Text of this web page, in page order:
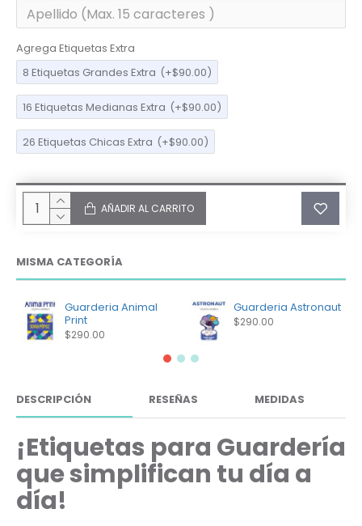
Agrega Etiquetas Extra
8 Etiquetas Grandes Extra (+$90.00)
16 Etiquetas Medianas Extra (+$90.00)
26 Etiquetas Chicas Extra (+$90.00)
AÑADIR AL CARRITO
MISMA CATEGORÍA
Guarderia Animal
Print
$290.00
Guarderia Astronaut
$290.00
DESCRIPCIÓN RESEÑAS MEDIDAS
¡Etiquetas para Guardería
que simplifican tu día a
día!